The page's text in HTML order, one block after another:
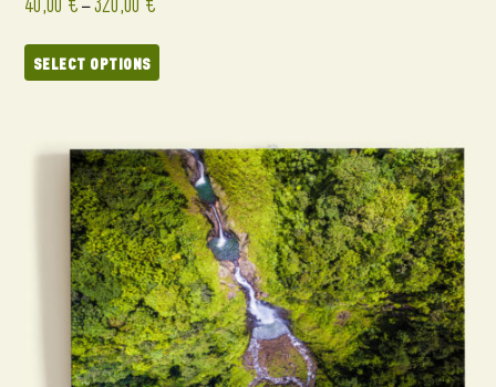
–
SELECT OPTIONS